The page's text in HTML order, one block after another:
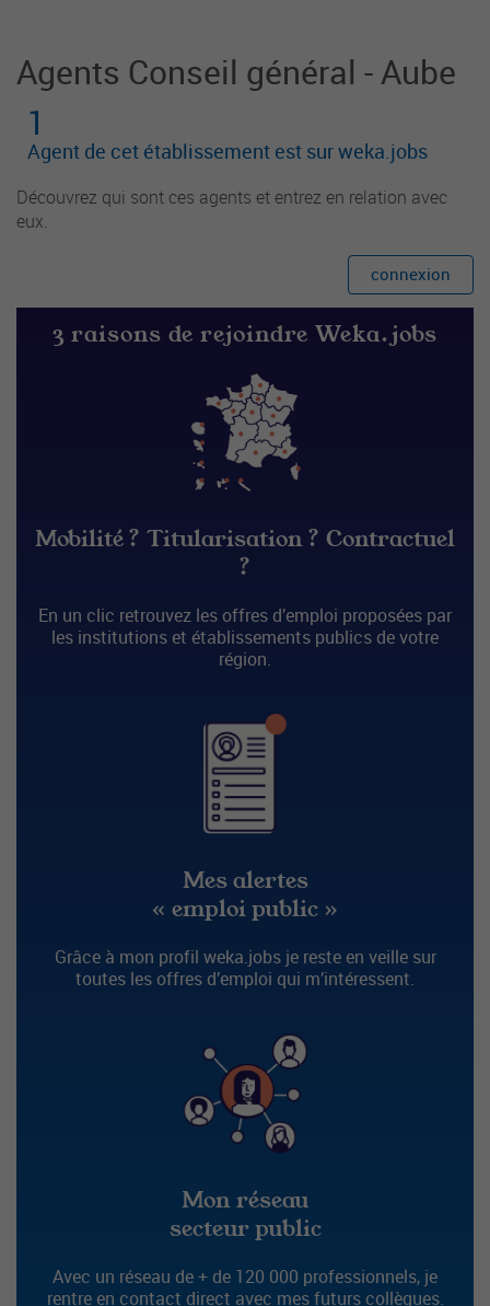
Agents Conseil général - Aube
1
Agent de cet établissement est sur weka.jobs
Découvrez qui sont ces agents et entrez en relation avec
eux.
connexion
3 raisons de rejoindre Weka.jobs
Mobilité ? Titularisation ? Contractuel
?
En un clic retrouvez les offres d’emploi proposées par
les institutions et établissements publics de votre
région.
Mes alertes
« emploi public »
Grâce à mon profil weka.jobs je reste en veille sur
toutes les offres d’emploi qui m’intéressent.
Mon réseau
secteur public
Avec un réseau de + de 120 000 professionnels, je
rentre en contact direct avec mes futurs collègues.